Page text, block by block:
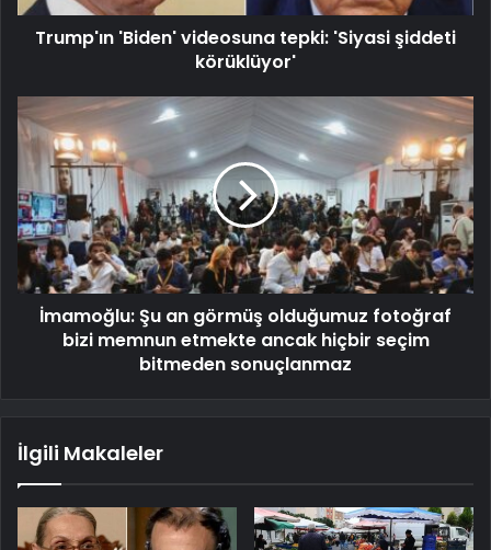
Trump'ın 'Biden' videosuna tepki: 'Siyasi şiddeti
körüklüyor'
İmamoğlu: Şu an görmüş olduğumuz fotoğraf
bizi memnun etmekte ancak hiçbir seçim
bitmeden sonuçlanmaz
İlgili Makaleler